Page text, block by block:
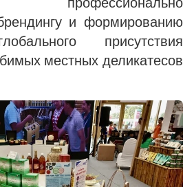
и формированию
присутствия
местных деликатесов